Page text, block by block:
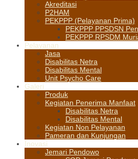
Akreditasi
P2HAM
PEKPPP (Pelayanan Prima)
PEKPPP PPSDSN
PEKPPP RPSDM
Pelayanan
Jasa
Disabilitas Netra
Disabilitas Mental
Unit Psycho Care
Galeri
Produk
Kegiatan Penerima Manfaat
Disabilitas Netra
Disabilitas Mental
Kegiatan Non Pelayanan
Pameran dan Kunjungan
Inovasi
Jemari Pendowo